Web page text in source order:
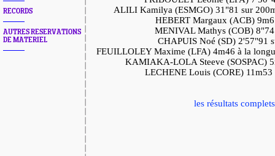
RECORDS
AUTRES RESERVATIONS
DE MATERIEL
ALILI Kamilya (ESMGO) 31"81 sur
HEBERT Margaux (ACB)
MENIVAL Mathys (COB)
CHAPUIS Noé (SD) 2'57"91
FEUILLOLEY Maxime (LFA) 4m46 à la
KAMIAKA-LOLA Steeve (SOSPAC)
LECHENE Louis (CORE) 11m53
les résultats complets